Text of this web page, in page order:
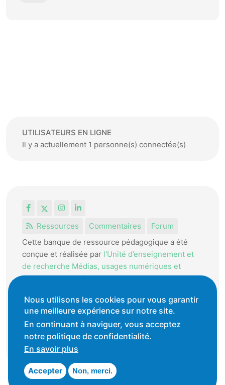
UTILISATEURS EN LIGNE
Il y a actuellement 1 personne(s) connectée(s)
FacebookInstagram
LinkedIn
Ressources
Commentaires
Forum
Cette banque de ressource pédagogique a été
conçue et réalisée par l'Unité d’enseignement et
de recherche Médias, usages numériques et
didactique de l’Informatique.
La HEP-VD met cet outil à disposition des
enseignantes et enseignants vaudois pour
favoriser l'échange de ressources pédagogiques.
Conditions générales d'utilisation
Nous utilisons les cookies pour vous garantir
une meilleure expérience sur notre site.
En continuant à naviguer, vous acceptez
notre politique de confidentialité.
En savoir plus
Accepter Non, merci.